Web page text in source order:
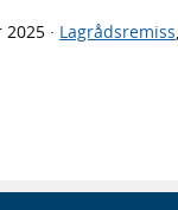
2025 · Lagrådsremiss